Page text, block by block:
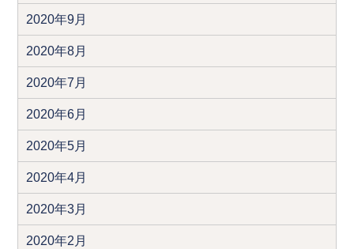
2020年9月
2020年8月
2020年7月
2020年6月
2020年5月
2020年4月
2020年3月
2020年2月